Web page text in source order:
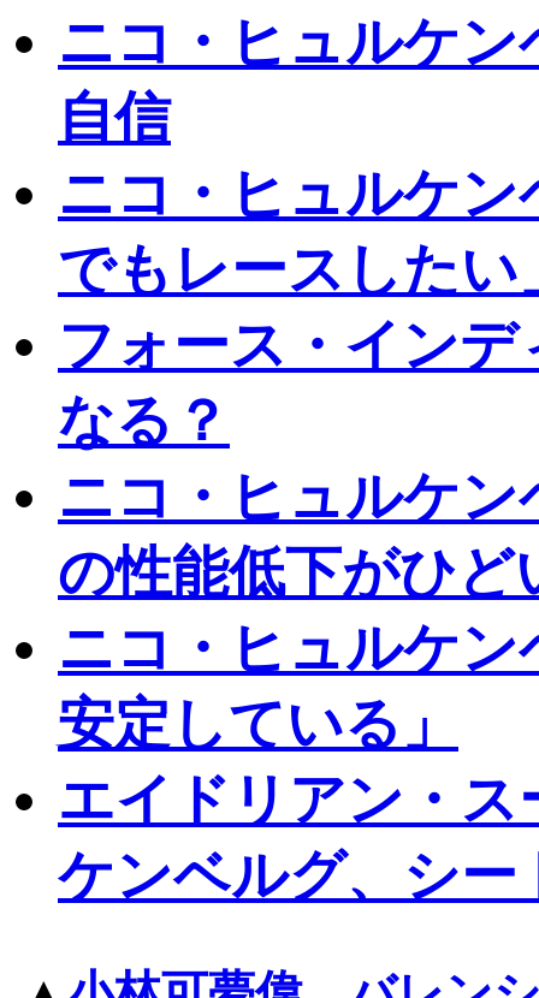
ニコ・ヒュルケ
自信
ニコ・ヒュルケン
でもレースしたい
フォース・イン
なる？
ニコ・ヒュルケ
の性能低下がひど
ニコ・ヒュルケ
安定している」
エイドリアン・
ケンベルグ、シー